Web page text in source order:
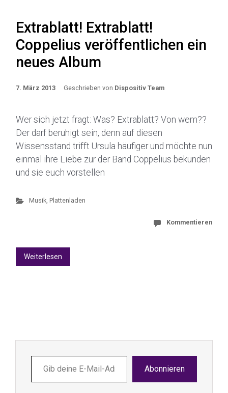
Extrablatt! Extrablatt!
Coppelius veröffentlichen ein
neues Album
7. März 2013 Geschrieben von Dispositiv Team
Wer sich jetzt fragt: Was? Extrablatt? Von wem??
Der darf beruhigt sein, denn auf diesen
Wissensstand trifft Ursula häufiger und möchte nun
einmal ihre Liebe zur der Band Coppelius bekunden
und sie euch vorstellen
Musik, Plattenladen
Kommentieren
Weiterlesen
deine
E-
Abonnieren